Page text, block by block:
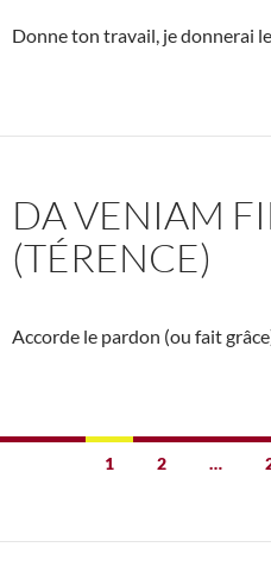
Donne ton travail, je donnerai
DA VENIAM
(TÉRENCE)
Accorde le pardon (ou fait
Navigation
articles
1 2 …